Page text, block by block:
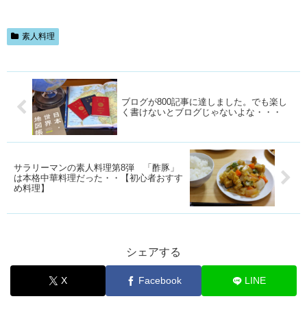
素人料理
ブログが800記事に達しました。でも楽し
く書けないとブログじゃないよな・・・
サラリーマンの素人料理第8弾 「酢豚」
は本格中華料理だった・・【初心者おすす
め料理】
シェアする
X Facebook LINE